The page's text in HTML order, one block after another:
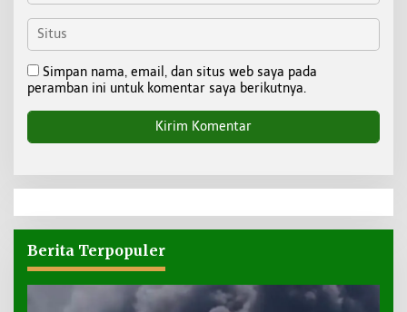
Simpan nama, email, dan situs web saya pada
peramban ini untuk komentar saya berikutnya.
Berita Terpopuler